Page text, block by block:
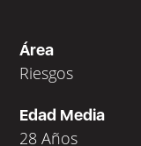
Área
Riesgos
Edad Media
28 Años